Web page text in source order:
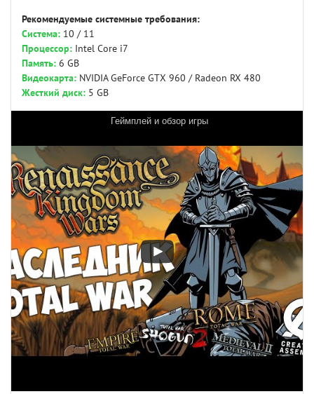
Рекомендуемые системные требования:
Система: 10 / 11
Процессор: Intel Core i7
Память: 6 GB
Видеокарта: NVIDIA GeForce GTX 960 / Radeon RX 480
Жесткий диск: 5 GB
Геймплей и обзор игры